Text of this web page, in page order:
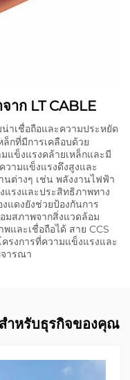
าก LT CABLE
าเชื่อถือและความประหยัด
กที่มีการเคลือบด้วย
แข็งแรงคล้ายเหล็กและมี
วามแข็งแรงดึงสูงและ
นต่างๆ เช่น พลังงานไฟฟ้า
รงและประสิทธิภาพทาง
ดงยังช่วยป้องกันการ
มสภาพจากสิ่งแวดล้อม
และเชื่อถือได้ สาย CCS
รงการที่ความแข็งแรงและ
ารณา
ำหรับธุรกิจของคุณ